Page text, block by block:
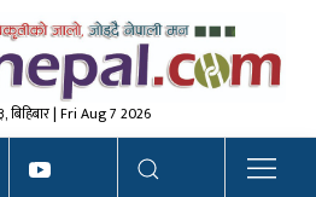
बिहिबार | Fri Aug 7 2026